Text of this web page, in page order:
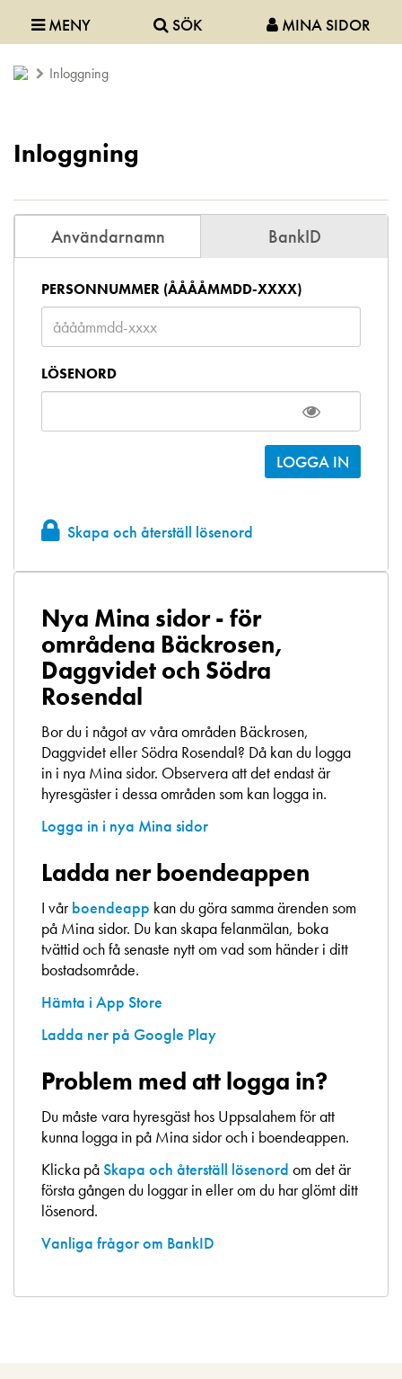
MENY SÖK MINA SIDOR
Inloggning
Inloggning
Användarnamn BankID
PERSONNUMMER (ÅÅÅÅMMDD-XXXX)
LÖSENORD
Skapa och återställ lösenord
Nya Mina sidor - för
områdena Bäckrosen,
Daggvidet och Södra
Rosendal
Bor du i något av våra områden Bäckrosen,
Daggvidet eller Södra Rosendal? Då kan du logga
in i nya Mina sidor. Observera att det endast är
hyresgäster i dessa områden som kan logga in.
Logga in i nya Mina sidor
Ladda ner boendeappen
I vårboendeapp kan du göra samma ärenden som
på Mina sidor. Du kan skapa felanmälan, boka
tvättid och få senaste nytt om vad som händer i ditt
bostadsområde.
Hämta i App Store
Ladda ner på Google Play
Problem med att logga in?
Du måste vara hyresgäst hos Uppsalahem för att
kunna logga in på Mina sidor och i boendeappen.
Klicka påSkapa och återställ lösenord om det är
första gången du loggar in eller om du har glömt ditt
lösenord.
Vanliga frågor om BankID